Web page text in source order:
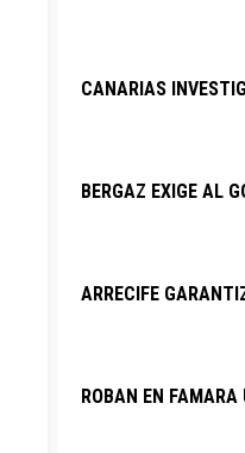
CANARIAS
BERGAZ EXIGE AL
ARRECIFE
ROBAN EN FAMARA